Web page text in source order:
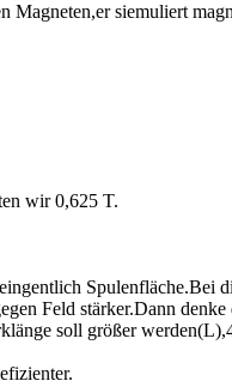
Magneten,er siemuliert
wir 0,625 T.
Spulenfläche.Bei
Feld stärker.Dann
soll größer